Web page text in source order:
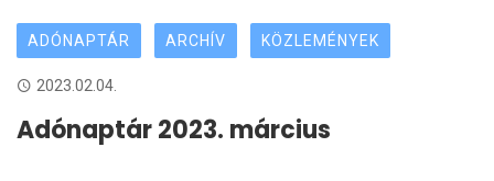
ADÓNAPTÁR ARCHÍV KÖZLEMÉNYEK
2023.02.04.
Adónaptár 2023. március